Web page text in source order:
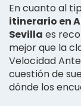
En cuanto al
itinerario en
Sevilla es
mejor que la
Velocidad
cuestión de
dónde los